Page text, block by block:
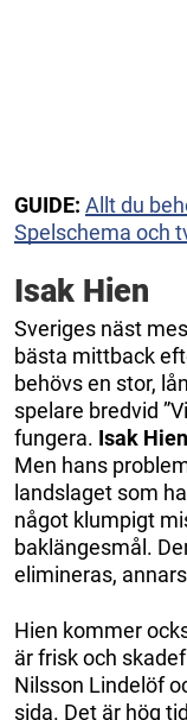
GUIDE: Allt du
Spelschema och
Isak Hien
Sveriges näst
bästa mittback
behövs en stor,
spelare bredvid
fungera. Isak Hien
Men hans
landslaget som
något klumpigt
baklängesmål.
elimineras,
Hien kommer
är frisk och
Nilsson Lindelöf
sida. Det är hög